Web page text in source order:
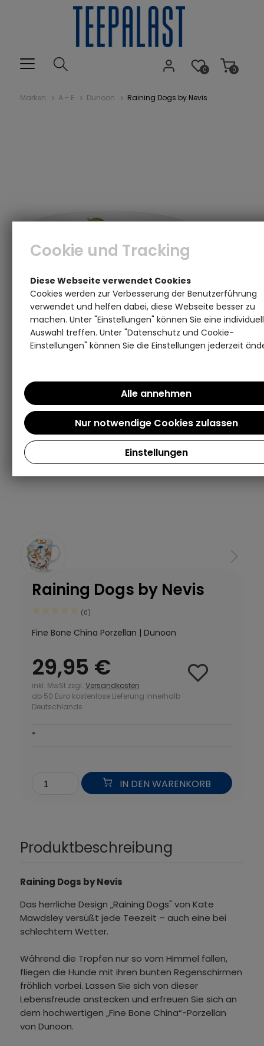
0
0
Marken A - E Dunoon Raining Dogs by Nevis
Raining Dogs by Nevis
(0)
Fine Bone China Porzellan | Dunoon
29,95 €
inkl. MwSt zzgl. Versandkosten
ab 50 Euro kostenlose Lieferung innerhalb
Deutschlands
*
IN DEN WARENKORB
Produktbeschreibung
Raining Dogs by Nevis
Das herrliche Design „Raining Dogs" von Kate
Mawdsley versüßt jede Teezeit – auch eine bei
schlechtem Wetter.
Während die Tropfen nur so vom Himmel fallen,
fliegen die Hunde mit ihren bunten Regenschirmen
fröhlich vorbei. Lassen Sie sich von dieser
Lebensfreude anstecken und erfreuen Sie sich an
dem hochwertigen „Fine Bone China“-Porzellan
von Dunoon.
Cookie und Tracking
Diese Webseite verwendet Cookies
Cookies werden zur Verbesserung der Benutzerführung
verwendet und helfen dabei, diese Webseite besser zu
machen. Unter "Einstellungen" können Sie eine
Auswahl treffen. Unter "Datenschutz und Cookie-
Einstellungen" können Sie die Einstellungen jederzeit
Einstellungen